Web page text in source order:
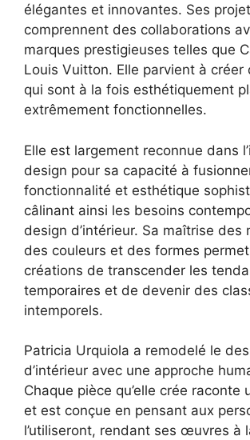
élégantes et innovantes. Ses
comprennent des collaborations
marques prestigieuses telles que
Louis Vuitton. Elle parvient à créer
qui sont à la fois esthétiquement
extrêmement fonctionnelles.
Elle est largement reconnue dans
design pour sa capacité à
fonctionnalité et esthétique
câlinant ainsi les besoins
design d’intérieur. Sa maîtrise des
des couleurs et des formes
créations de transcender les
temporaires et de devenir des
intemporels.
Patricia Urquiola a remodelé le
d’intérieur avec une approche
Chaque pièce qu’elle crée raconte
et est conçue en pensant aux
l’utiliseront, rendant ses œuvres à